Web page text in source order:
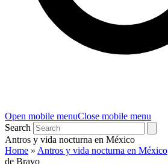
Open mobile menuClose mobile menu
Search
Antros y vida nocturna en México
Home » Antros y vida nocturna en México
de Bravo